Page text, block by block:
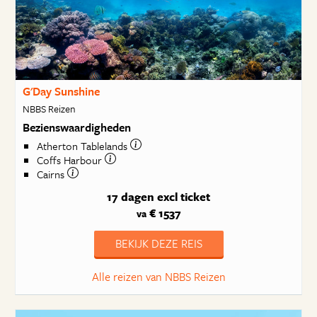
G'Day Sunshine
NBBS Reizen
Bezienswaardigheden
Atherton Tablelands
Coffs Harbour
Cairns
17 dagen excl ticket
va€ 1537
BEKIJK DEZE REIS
Alle reizen van NBBS Reizen